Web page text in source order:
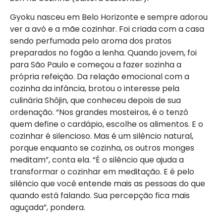
Gyoku nasceu em Belo Horizonte e sempre adorou
ver a avó e a mãe cozinhar. Foi criada com a casa
sendo perfumada pelo aroma dos pratos
preparados no fogão a lenha. Quando jovem, foi
para São Paulo e começou a fazer sozinha a
própria refeição. Da relação emocional com a
cozinha da infância, brotou o interesse pela
culinária Shôjin, que conheceu depois de sua
ordenação. “Nos grandes mosteiros, é o tenzô
quem define o cardápio, escolhe os alimentos. E o
cozinhar é silencioso. Mas é um silêncio natural,
porque enquanto se cozinha, os outros monges
meditam”, conta ela. “É o silêncio que ajuda a
transformar o cozinhar em meditação. E é pelo
silêncio que você entende mais as pessoas do que
quando está falando. Sua percepção fica mais
aguçada”, pondera.